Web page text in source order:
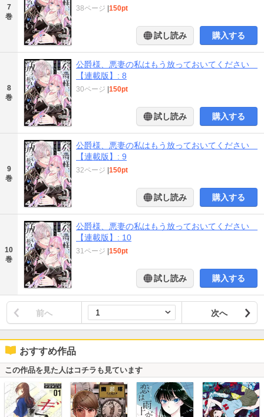
7
巻
38ページ |150pt
試し読み 購入する
8
巻
公爵様、悪妻の私はもう放っておいてください
【連載版】: 8
30ページ |150pt
試し読み 購入する
9
巻
公爵様、悪妻の私はもう放っておいてください
【連載版】: 9
32ページ |150pt
試し読み 購入する
10
巻
公爵様、悪妻の私はもう放っておいてください
【連載版】: 10
31ページ |150pt
試し読み 購入する
前へ 次へ
おすすめ作品
この作品を見た人はコチラも見ています